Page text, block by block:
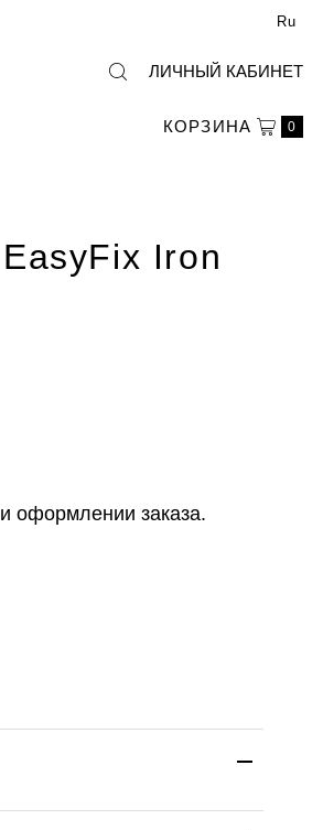
Ru
ЛИЧНЫЙ КАБИНЕТ
КОРЗИНА 0
Iron
оформлении заказа.